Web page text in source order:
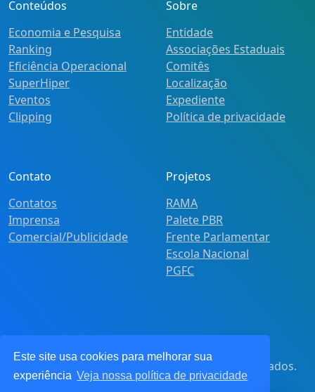
Este site usa cookies para melhorar sua
experiência Veja nossa política de privacidade
Conteúdos
Economia e Pesquisa
Ranking
Eficiência Operacional
SuperHiper
Eventos
Clipping
Sobre
Entidade
Associações Estaduais
Comitês
Localização
Expediente
Política de privacidade
Contato
Contatos
Imprensa
Comercial/Publicidade
Projetos
RAMA
Palete PBR
Frente Parlamentar
Escola Nacional
PGFC
Pot&Pracy
. Todos os direitos reservados.
CNPJ: 62.360.268.0001/91